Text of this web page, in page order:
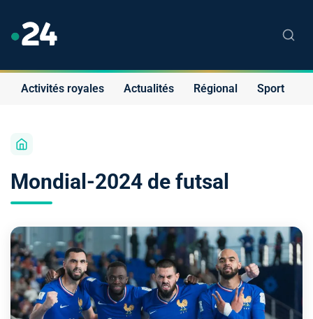
Activités royales Actualités Régional Sport
Mondial-2024 de futsal